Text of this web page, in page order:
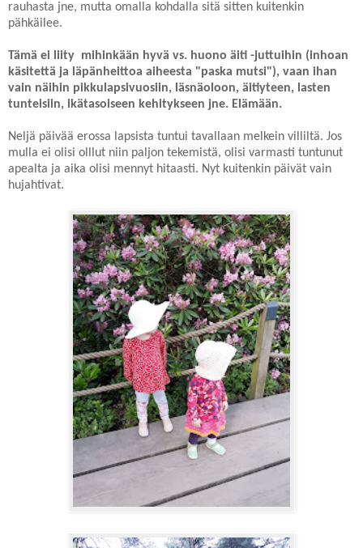
rauhasta jne, mutta omalla kohdalla sitä sitten kuitenkin
pähkäilee.
Tämä ei liity mihinkään hyvä vs. huono äiti -juttuihin (inhoan
käsitettä ja läpänheittoa aiheesta "paska mutsi"), vaan ihan
vain näihin pikkulapsivuosiin, läsnäoloon, äitiyteen, lasten
tunteisiin, ikätasoiseen kehitykseen jne. Elämään.
Neljä päivää erossa lapsista tuntui tavallaan melkein villiltä. Jos
mulla ei olisi olllut niin paljon tekemistä, olisi varmasti tuntunut
apealta ja aika olisi mennyt hitaasti. Nyt kuitenkin päivät vain
hujahtivat.